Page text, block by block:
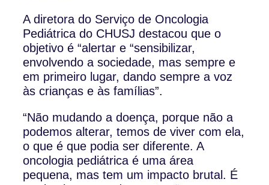
A diretora do Serviço de Oncologia
Pediátrica do CHUSJ destacou que o
objetivo é “alertar e “sensibilizar,
envolvendo a sociedade, mas sempre e
em primeiro lugar, dando sempre a voz
às crianças e às famílias”.
“Não mudando a doença, porque não a
podemos alterar, temos de viver com ela,
o que é que podia ser diferente. A
oncologia pediátrica é uma área
pequena, mas tem um impacto brutal. É